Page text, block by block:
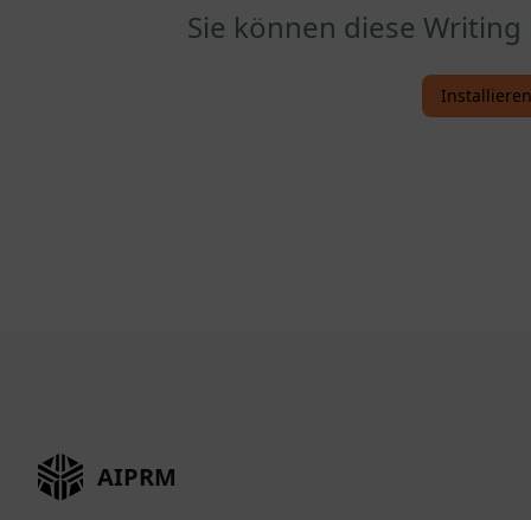
Sie können diese
AIPRM